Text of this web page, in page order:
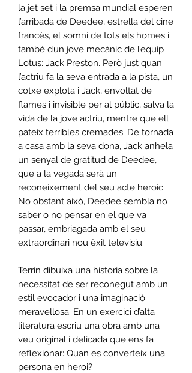
la jet set i la premsa mundial esperen
l’arribada de Deedee, estrella del cine
francès, el somni de tots els homes i
també d’un jove mecànic de l’equip
Lotus: Jack Preston. Però just quan
l’actriu fa la seva entrada a la pista, un
cotxe explota i Jack, envoltat de
flames i invisible per al públic, salva la
vida de la jove actriu, mentre que ell
pateix terribles cremades. De tornada
a casa amb la seva dona, Jack anhela
un senyal de gratitud de Deedee,
que a la vegada serà un
reconeixement del seu acte heroic.
No obstant això, Deedee sembla no
saber o no pensar en el que va
passar, embriagada amb el seu
extraordinari nou èxit televisiu.
Terrin dibuixa una història sobre la
necessitat de ser reconegut amb un
estil evocador i una imaginació
meravellosa. En un exercici d’alta
literatura escriu una obra amb una
veu original i delicada que ens fa
reflexionar: Quan es converteix una
persona en heroi?